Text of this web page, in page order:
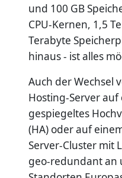
und 100 GB
CPU-Kernen, 1,5
Terabyte
hinaus - ist alles
Auch der Wechsel
Hosting-Server
gespiegeltes
(HA) oder auf
Server-Cluster mit
geo-redundant an